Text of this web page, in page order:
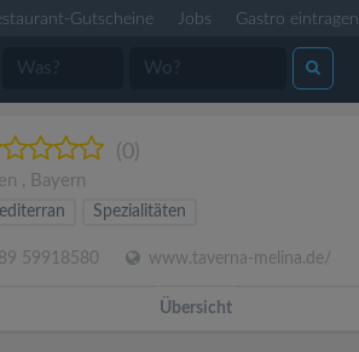
Gutscheine Jobs Gastro eintragen
(0)
, Bayern
Spezialitäten
59918580 www.taverna-melina.de/
Übersicht